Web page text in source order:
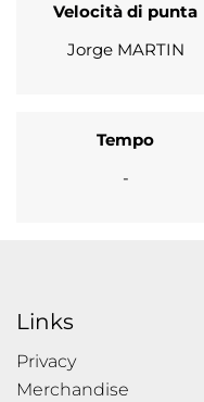
Velocità di punta
Jorge MARTIN
Tempo
-
Links
Privacy
Merchandise